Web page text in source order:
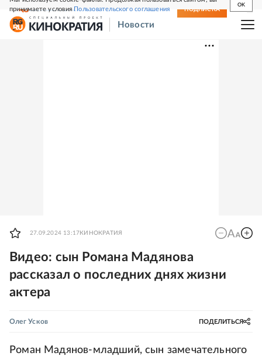
принимаете условияПользовательского соглашения
OK
СВЕЖИЙ НОМЕР ПОДПИСКА
Новости
27.09.2024 13:17 КИНОКРАТИЯ
Видео: сын Романа Мадянова
рассказал о последних днях жизни
актера
Олег Усков ПОДЕЛИТЬСЯ
Роман Мадянов-младший, сын замечательного